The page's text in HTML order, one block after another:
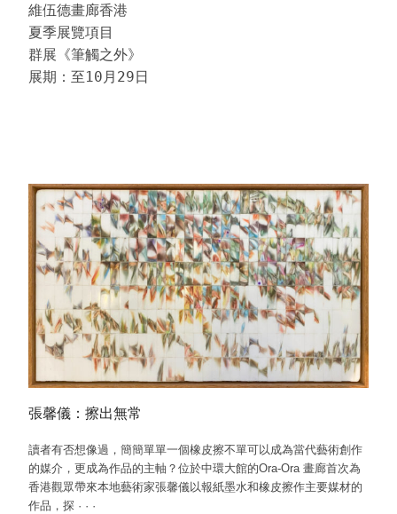
維伍德畫廊香港
夏季展覽項目
群展《筆觸之外》
展期：至10月29日
張馨儀：擦出無常
讀者有否想像過，簡簡單單一個橡皮擦不單可以成為當代藝術創作
的媒介，更成為作品的主軸？位於中環大館的Ora-Ora 畫廊首次為
香港觀眾帶來本地藝術家張馨儀以報紙墨水和橡皮擦作主要媒材的
作品，探 · · ·